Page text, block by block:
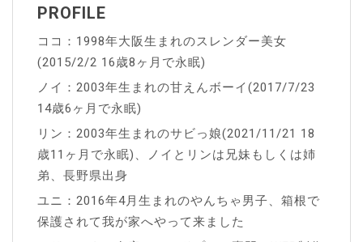
PROFILE
ココ：1998年大阪生まれのスレンダー美女
(2015/2/2 16歳8ヶ月で永眠)
ノイ：2003年生まれの甘えんボーイ(2017/7/23
14歳6ヶ月で永眠)
リン：2003年生まれのサビっ娘(2021/11/21 18
歳11ヶ月で永眠)、ノイとリンは兄妹もしくは姉
弟、長野県出身
ユニ：2016年4月生まれのやんちゃ男子、箱根で
保護されて我が家へやって来ました